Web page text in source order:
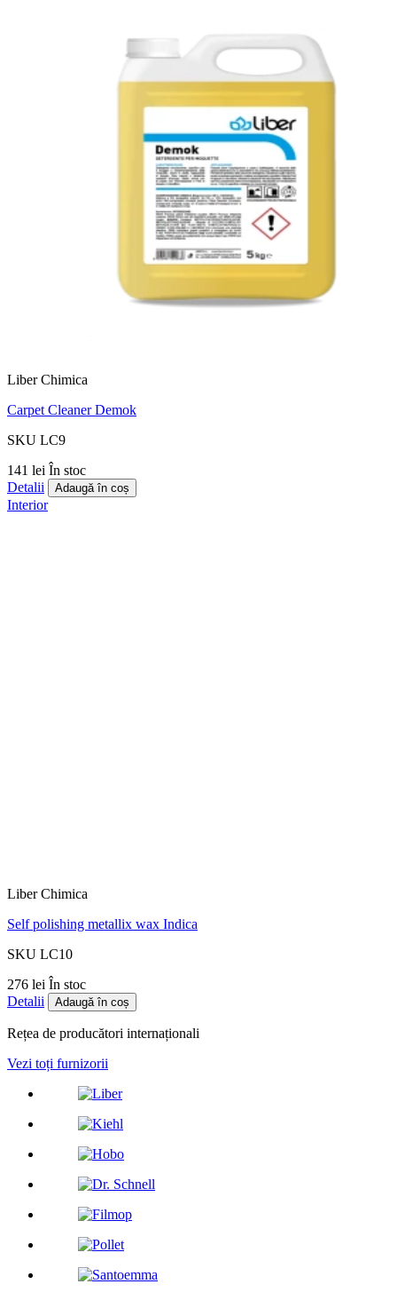
Liber Chimica
Carpet Cleaner Demok
SKU LC9
141 lei În stoc
Detalii
Adaugă în coș
Interior
Liber Chimica
Self polishing metallix wax Indica
SKU LC10
276 lei În stoc
Detalii
Adaugă în coș
Rețea de producători internaționali
Vezi toți furnizorii